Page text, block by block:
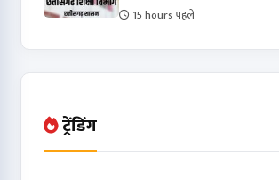
15 hours पहले
ट्रेंडिंग